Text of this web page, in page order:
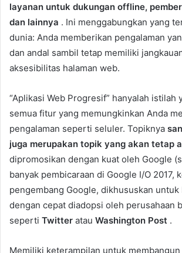
layanan untuk dukungan offline,
dan lainnya . Ini menggabungkan yang
dunia: Anda memberikan pengalaman
dan andal sambil tetap memiliki
aksesibilitas halaman web.
“Aplikasi Web Progresif” hanyalah istilah
semua fitur yang memungkinkan Anda
pengalaman seperti seluler. Topiknya
juga merupakan topik yang akan tetap
dipromosikan dengan kuat oleh Google
banyak pembicaraan di Google I/O 2017,
pengembang Google, dikhususkan untuk
dengan cepat diadopsi oleh perusahaan
seperti Twitter atau Washington Post .
Memiliki keterampilan untuk membangun